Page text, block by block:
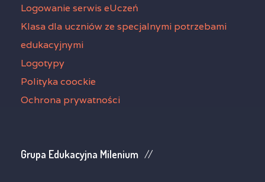
Logowanie serwis eUczeń
Klasa dla uczniów ze specjalnymi potrzebami
edukacyjnymi
Logotypy
Polityka coockie
Ochrona prywatności
Grupa Edukacyjna Milenium